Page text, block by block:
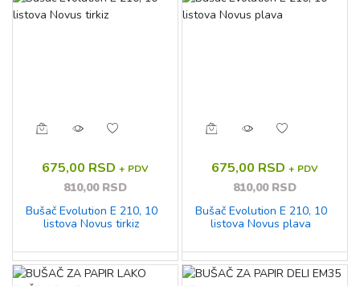
675,00 RSD + PDV
810,00 RSD
Bušač Evolution E 210, 10
listova Novus tirkiz
675,00 RSD + PDV
810,00 RSD
Bušač Evolution E 210, 10
listova Novus plava